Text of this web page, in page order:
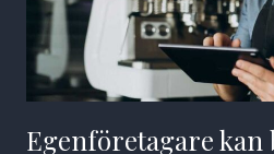
Egenföretagare kan